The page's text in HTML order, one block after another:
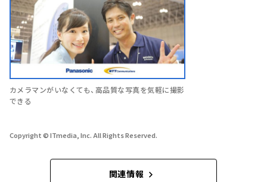
カメラマンがいなくても、高品質な写真を気軽に撮影
できる
Copyright © ITmedia, Inc. All Rights Reserved.
関連情報